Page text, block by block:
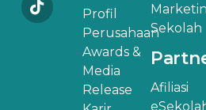
Profil
Perusahaan
Awards &
Media
Release
Sekolah
Afiliasi